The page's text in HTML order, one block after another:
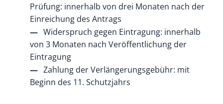
Prüfung: innerhalb von drei Monaten nach der
Einreichung des Antrags
Widerspruch gegen Eintragung: innerhalb
von 3 Monaten nach Veröffentlichung der
Eintragung
Zahlung der Verlängerungsgebühr: mit
Beginn des 11. Schutzjahrs